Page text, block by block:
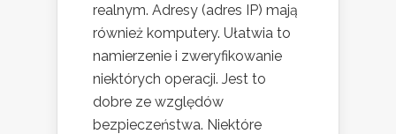
realnym. Adresy (adres IP) mają
również komputery. Ułatwia to
namierzenie i zweryfikowanie
niektórych operacji. Jest to
dobre ze względów
bezpieczeństwa. Niektóre